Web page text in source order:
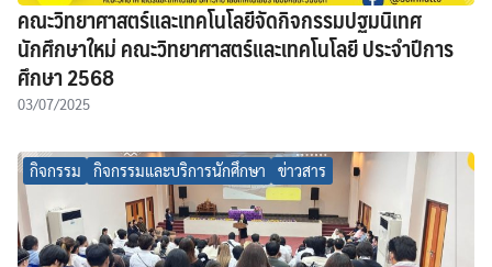
คณะวิทยาศาสตร์และเทคโนโลยีจัดกิจกรรมปฐมนิเทศ
นักศึกษาใหม่ คณะวิทยาศาสตร์และเทคโนโลยี ประจำปีการ
ศึกษา 2568
03/07/2025
กิจกรรม กิจกรรมและบริการนักศึกษา ข่าวสาร